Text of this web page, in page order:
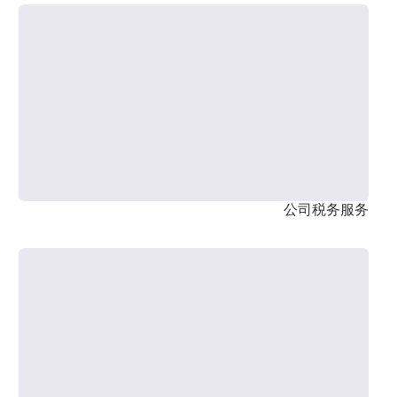
公司税务服务